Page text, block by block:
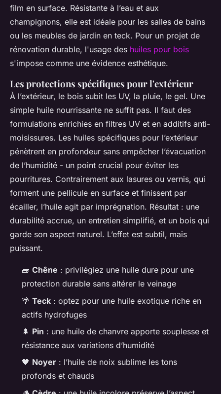
film en surface. Résistante à l’eau et aux
champignons, elle est idéale pour les salles de bains
ou les meubles de jardin en teck. Pour un projet de
rénovation durable, l'usage des huiles pour bois
s'impose comme une évidence esthétique.
Les protections spécifiques pour l'extérieur
À l’extérieur, le bois subit les UV, la pluie, le gel. Une
simple huile nourrissante ne suffit pas. Il faut des
formulations enrichies en filtres UV et en additifs anti-
moisissures. Les huiles spécifiques pour l’extérieur
pénètrent en profondeur sans empêcher l’évacuation
de l’humidité - un point crucial pour éviter les
pourritures. Contrairement aux lasures ou vernis, qui
forment une pellicule en surface et finissent par
écailler, l’huile agit par imprégnation. Résultat : une
durabilité accrue, un entretien simplifié, et un bois qui
garde son aspect naturel. L’effet est subtil, mais
puissant.
🧱 Chêne : privilégiez une huile dure pour une
protection durable sans altérer le veinage
🌴 Teck : optez pour une huile exotique riche en
actifs hydrofuges
🌲 Pin : une huile de chanvre apporte souplesse et
résistance aux variations d’humidité
🖤 Noyer : l’huile de noix sublime les tons
profonds et chauds